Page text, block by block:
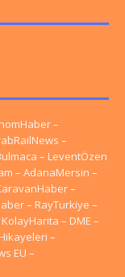
–
–
– LeventÖzen
– AdanaMersin –
–
– RayTurkiye –
KolayHarita – DME –
–
EU –